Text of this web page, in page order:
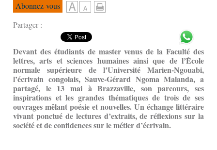
Abonnez-vous
Partager :
Devant des étudiants de master venus de la Faculté des
lettres, arts et sciences humaines ainsi que de l’École
normale supérieure de l’Université Marien-Ngouabi,
l’écrivain congolais, Sauve-Gérard Ngoma Malanda, a
partagé, le 13 mai à Brazzaville, son parcours, ses
inspirations et les grandes thématiques de trois de ses
ouvrages mêlant poésie et nouvelles. Un échange littéraire
vivant ponctué de lectures d’extraits, de réflexions sur la
société et de confidences sur le métier d’écrivain.